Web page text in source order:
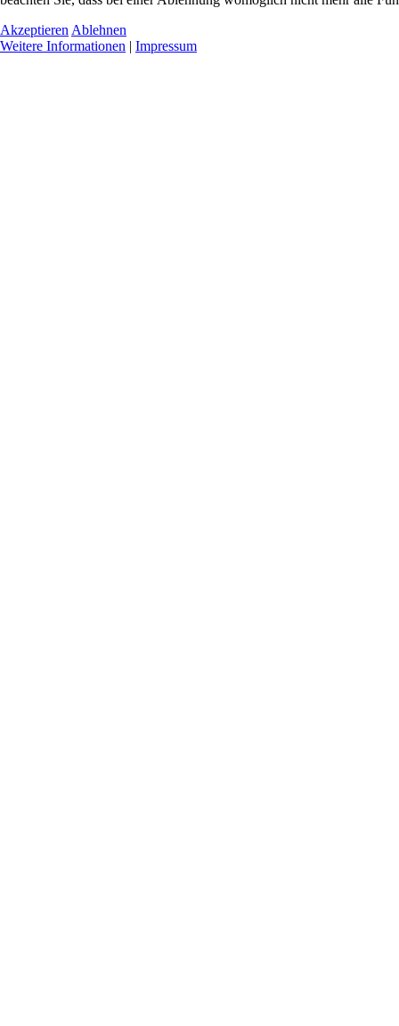
Akzeptieren Ablehnen
Weitere Informationen | Impressum